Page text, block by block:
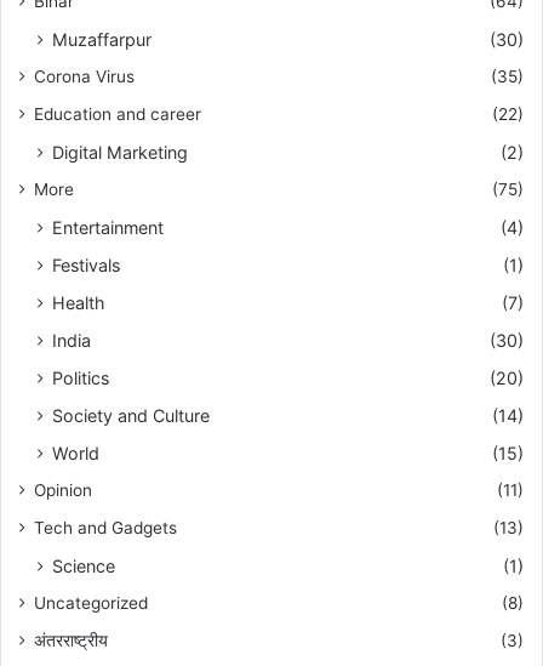
Muzaffarpur (30)
Corona Virus
(35)
Education and career
(22)
Digital Marketing (2)
More (75)
Entertainment
(4)
Festivals
(1)
Health
(7)
India
(30)
Politics
(20)
Society and Culture
(14)
World
(15)
Opinion
(11)
Tech and Gadgets
(13)
Science (1)
Uncategorized
(8)
अंतरराष्ट्रीय
(3)